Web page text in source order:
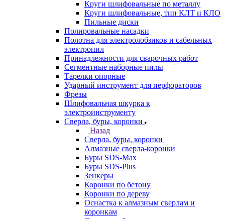
Круги шлифовальные по металлу
Круги шлифовальные, тип КЛТ и КЛО
Пильные диски
Полировальные насадки
Полотна для электролобзиков и сабельных
электропил
Принадлежности для сварочных работ
Сегментные наборные пилы
Тарелки опорные
Ударный инструмент для перфораторов
Фрезы
Шлифовальная шкурка к
электроинструменту
Сверла, буры, коронки
Назад
Сверла, буры, коронки
Алмазные сверла-коронки
Буры SDS-Max
Буры SDS-Plus
Зенкеры
Коронки по бетону
Коронки по дереву
Оснастка к алмазным сверлам и
коронкам